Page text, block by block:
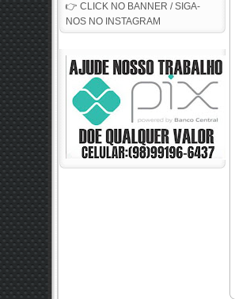
👉 CLICK NO BANNER / SIGA-
NOS NO INSTAGRAM